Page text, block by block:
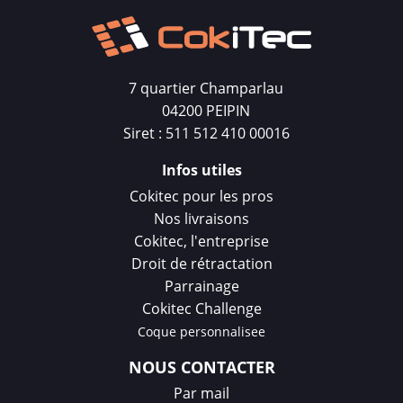
En résumé, une barrière rétractable est un
dispositif polyvalent qui offre une solution
l'espace, tout en étant facile à manipuler, à
transporter et à stocker. Elle trouve des
applications dans de nombreux domaines où
d'accès est nécessaire.
7 quartier Champarlau
04200 PEIPIN
Siret : 511 512 410 00016
Infos utiles
Cokitec pour les pros
Nos livraisons
Cokitec, l'entreprise
Droit de rétractation
Parrainage
Cokitec Challenge
Coque personnalisee
NOUS CONTACTER
Par mail